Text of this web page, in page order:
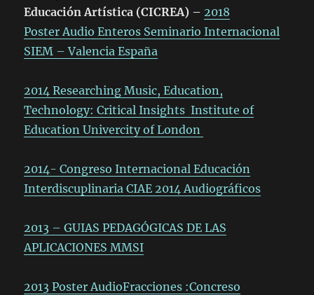
Educación Artística (CICREA) – 2018
Poster Audio Enteros Seminario Internacional
SIEM – Valencia España
2014 Researching Music, Education,
Technology: Critical Insights Institute of
Education Univercity of London
2014- Congreso Internacional Educación
Interdiscuplinaria CIAE 2014 Audiográficos
2013 – GUIAS PEDAGÓGICAS DE LAS
APLICACIONES MMSI
2013 Poster AudioFracciones :Concreso